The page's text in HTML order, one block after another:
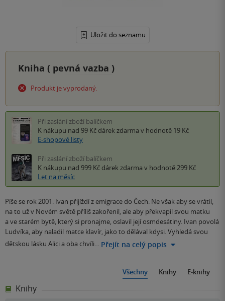
Uložit do seznamu
Kniha ( pevná vazba )
Produkt je vyprodaný.
Při zaslání zboží balíčkem
K nákupu nad 99 Kč dárek zdarma v hodnotě 19 Kč
E-shopové listy
Při zaslání zboží balíčkem
K nákupu nad 999 Kč dárek zdarma v hodnotě 299 Kč
Let na měsíc
Píše se rok 2001. Ivan přijíždí z emigrace do Čech. Ne však aby se vrátil,
na to už v Novém světě příliš zakořenil, ale aby překvapil svou matku
a ve starém bytě, který si pronajme, oslavil její osmdesátiny. Ivan povolá
Ludvíka, aby naladil matce klavír, jako to dělával kdysi. Vyhledá svou
dětskou lásku Alici a oba chvíli… Přejít na celý popis
Všechny Knihy E-knihy
Knihy